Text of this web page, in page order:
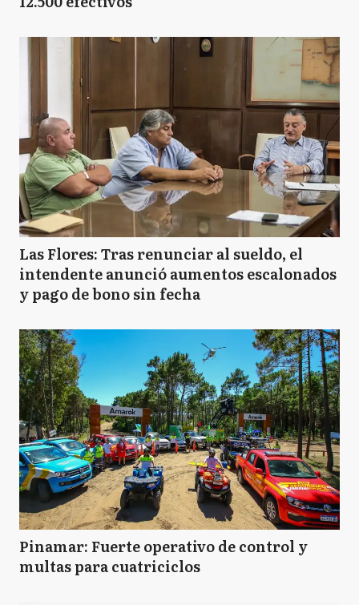
Las Flores: Tras renunciar al sueldo, el
intendente anunció aumentos escalonados
y pago de bono sin fecha
Pinamar: Fuerte operativo de control y
multas para cuatriciclos